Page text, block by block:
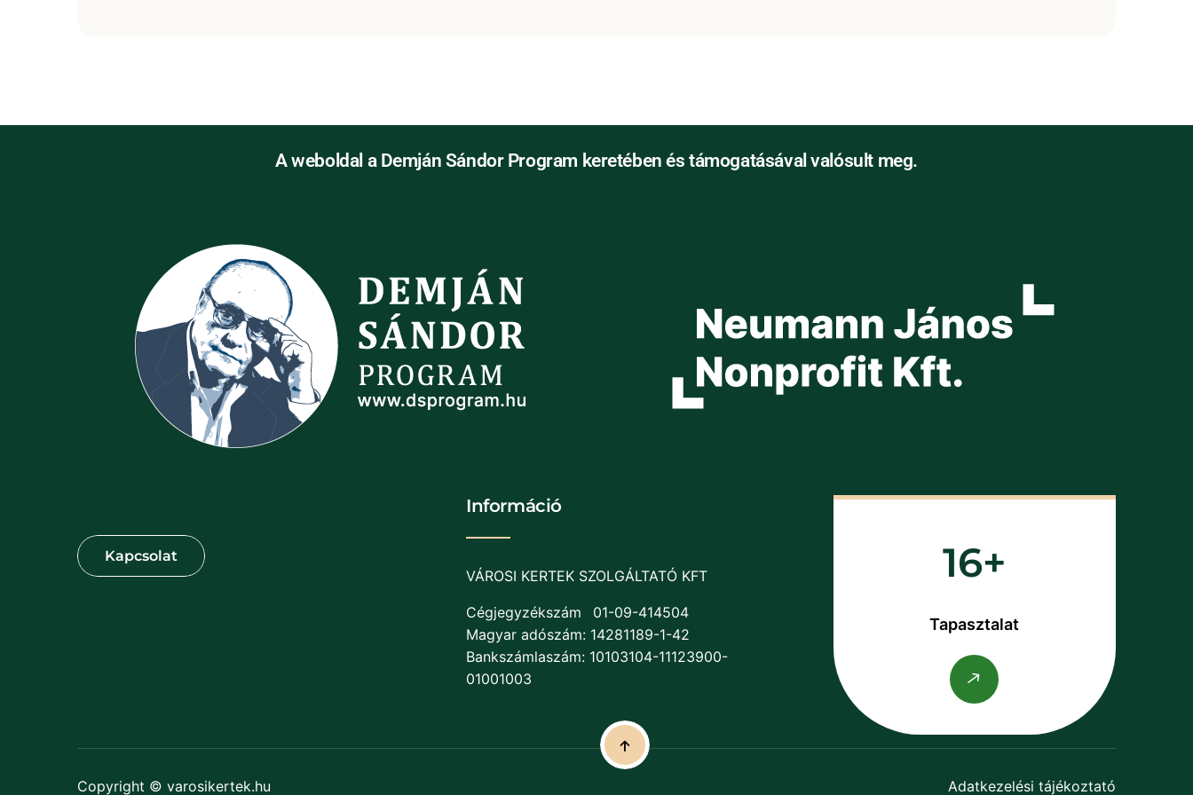
A weboldal a Demján Sándor Program keretében és támogatásával valósult meg.
Információ
VÁROSI KERTEK SZOLGÁLTATÓ KFT
Cégjegyzékszám
01-09-414504
Magyar adószám: 14281189-1-42
Bankszámlaszám: 10103104-11123900-
01001003
16
Tapasztalat
Copyright © varosikertek.hu Adatkezelési tájékoztató